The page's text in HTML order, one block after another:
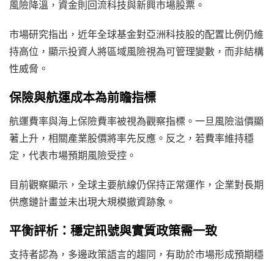
風險降溫，資金則回流科技與新興市場股票。
市場研究指出，近年全球基金對亞洲科技股的配置比例仍維
持高位，顯示投資人將區域風險視為可管理變數，而非結構
性威脅。
保險與航運成本為前瞻指標
航運費率與海上保險費率被視為觀察指標。一旦風險溢價顯
著上升，相關產業股價將率先反應。反之，若費率維持穩
定，代表市場預期風險受控。
目前觀察顯示，全球主要航線仍保持正常運作，企業對長期
供應鏈計畫並未出現大規模撤資跡象。
平衡評析：穩定訊號與實質政策需一致
支持者認為，多邊政策語言的趨同，有助於市場形成預期穩